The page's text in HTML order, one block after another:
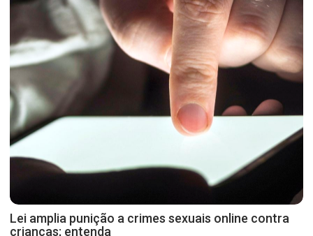
Lei amplia punição a crimes sexuais online contra
crianças; entenda